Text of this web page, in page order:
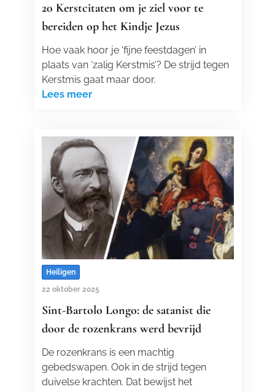
20 Kerstcitaten om je ziel voor te
bereiden op het Kindje Jezus
Hoe vaak hoor je ‘fijne feestdagen’ in
plaats van ‘zalig Kerstmis’? De strijd tegen
Kerstmis gaat maar door.
Lees meer
Heiligen
22 oktober 2025
Sint-Bartolo Longo: de satanist die
door de rozenkrans werd bevrijd
De rozenkrans is een machtig
gebedswapen. Ook in de strijd tegen
duivelse krachten. Dat bewijst het